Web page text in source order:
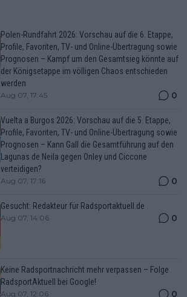
Polen-Rundfahrt 2026: Vorschau auf die 6. Etappe,
Profile, Favoriten, TV- und Online-Übertragung sowie
Prognosen – Kampf um den Gesamtsieg könnte auf
der Königsetappe im völligen Chaos entschieden
werden
Aug 07, 17:45 0
Vuelta a Burgos 2026: Vorschau auf die 5. Etappe,
Profile, Favoriten, TV- und Online-Übertragung sowie
Prognosen – Kann Gall die Gesamtführung auf den
Lagunas de Neila gegen Onley und Ciccone
verteidigen?
Aug 07, 17:16 0
Gesucht: Redakteur für Radsportaktuell.de
Aug 07, 14:06 0
Keine Radsportnachricht mehr verpassen – Folge
RadsportAktuell bei Google!
Aug 07, 12:06 0